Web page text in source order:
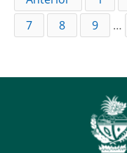
7
8 9 …